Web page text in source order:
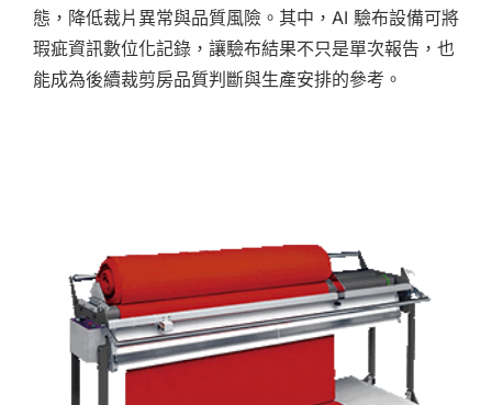
態，降低裁片異常與品質風險。其中，AI 驗布設備可將
瑕疵資訊數位化記錄，讓驗布結果不只是單次報告，也
能成為後續裁剪房品質判斷與生產安排的參考。